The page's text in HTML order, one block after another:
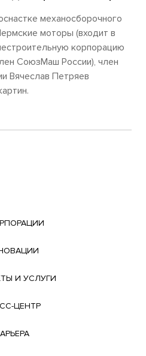
механосборочного
моторы (входит в
корпорацию
СоюзМаш России), член
Вячеслав Петряев
И УСЛУГИ
ЦЕНТР